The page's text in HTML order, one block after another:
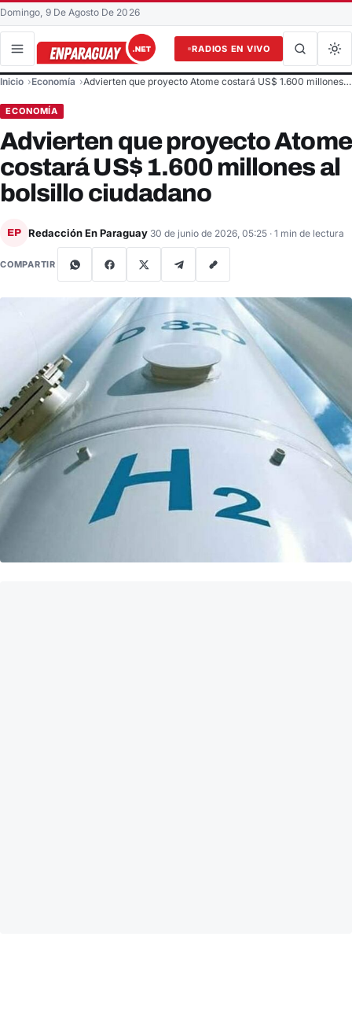
Domingo, 9 De Agosto De 2026
RADIOS EN VIVO
Buscar en el sitio
Inicio Economía Advierten que proyecto Atome costará US$ 1.600 millones…
ECONOMÍA
Advierten que proyecto Atome
costará US$ 1.600 millones al
bolsillo ciudadano
EP Redacción En Paraguay 30 de junio de 2026, 05:25 · 1 min de lectura
COMPARTIR